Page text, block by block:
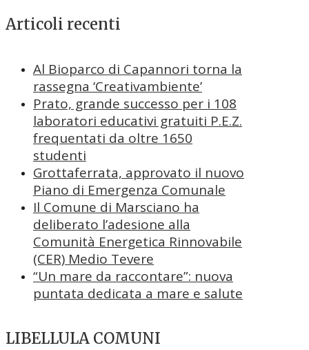
Articoli recenti
Al Bioparco di Capannori torna la
rassegna ‘Creativambiente’
Prato, grande successo per i 108
laboratori educativi gratuiti P.E.Z.
frequentati da oltre 1650
studenti
Grottaferrata, approvato il nuovo
Piano di Emergenza Comunale
Il Comune di Marsciano ha
deliberato l’adesione alla
Comunità Energetica Rinnovabile
(CER) Medio Tevere
“Un mare da raccontare”: nuova
puntata dedicata a mare e salute
LIBELLULA COMUNI